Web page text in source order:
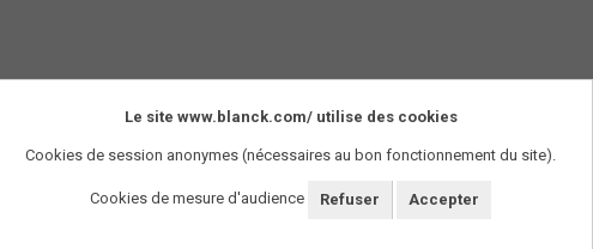
SUIVEZ-NOUS !
Le site www.blanck.com/ utilise des cookies
Cookies de session anonymes (nécessaires au bon fonctionnement du site).
Cookies de mesure d'audience Refuser Accepter